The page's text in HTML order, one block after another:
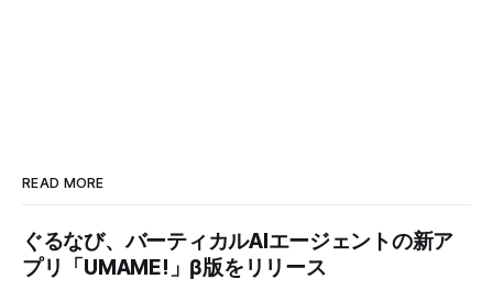
READ MORE
ぐるなび、バーティカルAIエージェントの新ア
プリ「UMAME!」β版をリリース